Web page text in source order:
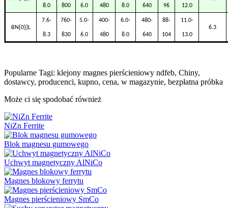
8.0 800 6.0 480 8.0 640 96 12.0
BN{0}}L
7.6-
8.3
760-
830
5.0-
6.0
400-
480
6.0-
8.0
480-
640
88-
104
11.0-
13.0
6.3
Popularne Tagi: klejony magnes pierścieniowy ndfeb, Chiny,
dostawcy, producenci, kupno, cena, w magazynie, bezpłatna próbka
Może ci się spodobać również
NiZn Ferrite
Blok magnesu gumowego
Uchwyt magnetyczny AlNiCo
Magnes blokowy ferrytu
Magnes pierścieniowy SmCo